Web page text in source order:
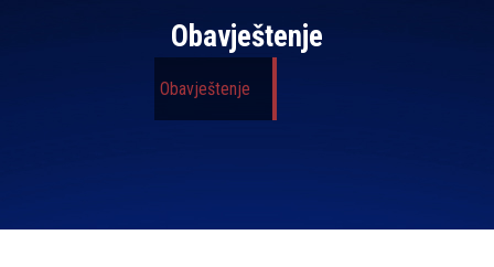
Obavještenje
Obavještenje